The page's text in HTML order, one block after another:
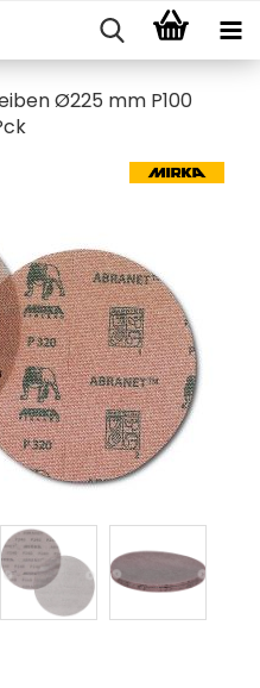
Ø225 mm P100